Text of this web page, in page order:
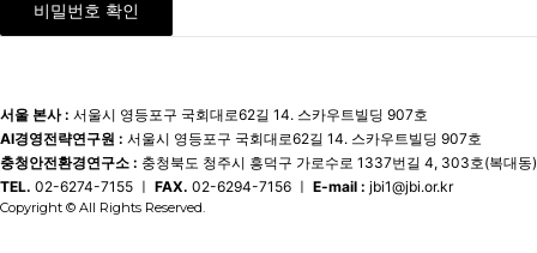
비밀번호 확인
서울 본사 : 서울시 영등포구 국회대로62길 14. 스카우트빌딩 907호
AI경영전략연구원 : 서울시 영등포구 국회대로62길 14. 스카우트빌딩 907호
충청안전환경연구소 : 충청북도 청주시 흥덕구 가로수로 1337번길 4, 303호(복대동)
TEL. 02-6274-7155 ㅣ FAX. 02-6294-7156 ㅣ E-mail : jbi1@jbi.or.kr
Copyright © All Rights Reserved.